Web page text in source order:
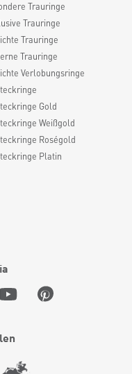
Trauringe
Trauringe
Trauringe
Trauringe
Verlobungsringe
Gold
Weißgold
Roségold
Platin